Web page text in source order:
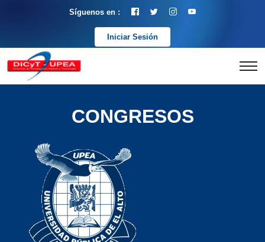
Síguenos en :
Iniciar Sesión
CONGRESOS